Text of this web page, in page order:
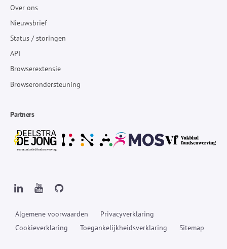
Over ons
Nieuwsbrief
Status / storingen
API
Browserextensie
Browserondersteuning
Partners
Algemene voorwaarden
Privacyverklaring
Cookieverklaring
Toegankelijkheidsverklaring Sitemap